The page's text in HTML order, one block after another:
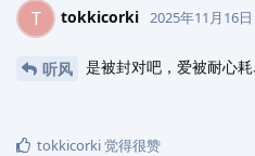
T tokkicorki 2025年11月16日
听风 是被封对吧，爱被耐心耗
tokkicorki觉得很赞